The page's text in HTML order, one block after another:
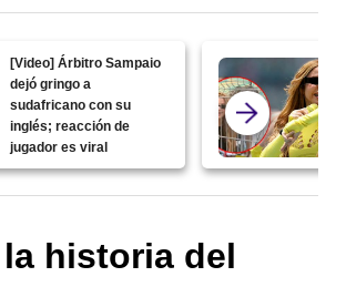
[Video] Árbitro Sampaio
dejó gringo a
sudafricano con su
inglés; reacción de
jugador es viral
historia del